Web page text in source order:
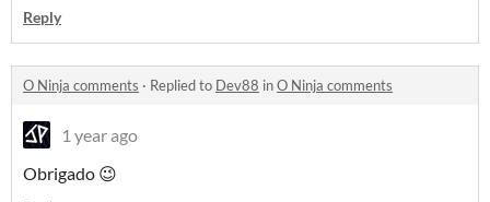
Reply
O Ninja comments · Replied to Dev88 inO Ninja comments
1 year ago
Obrigado 😉